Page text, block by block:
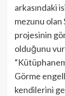
arkasındaki
mezunu olan
projesinin
olduğunu
Görme
kendilerini